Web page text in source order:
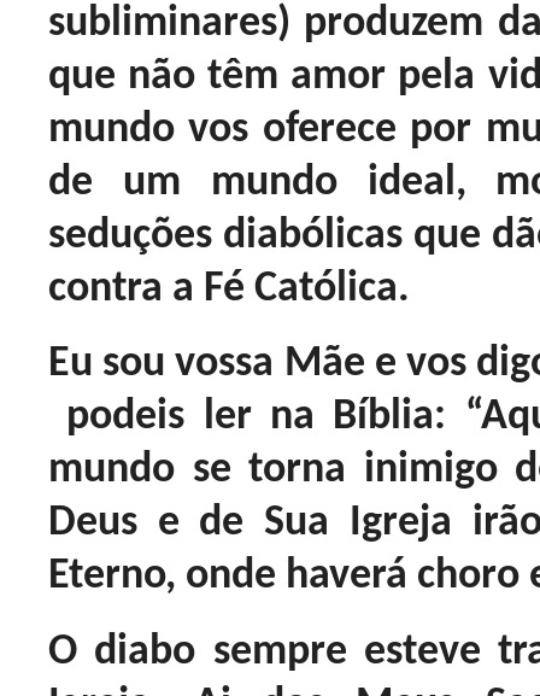
subliminares) produzem
que não têm amor pela
mundo vos oferece por
de um mundo ideal,
seduções diabólicas que
contra a Fé Católica.
Eu sou vossa Mãe e vos
podeis ler na Bíblia:
mundo se torna inimigo
Deus e de Sua Igreja
Eterno, onde haverá choro
O diabo sempre esteve